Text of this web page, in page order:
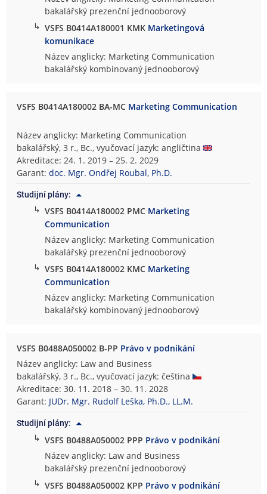
bakalářský prezenční jednooborový
↳ VSFS B0414A180001 KMK Marketingová
komunikace
Název anglicky: Marketing Communication
bakalářský kombinovaný jednooborový
VSFS B0414A180002 BA-MC Marketing Communication
Název anglicky: Marketing Communication
bakalářský, 3 r., Bc., vyučovací jazyk: angličtina
Akreditace: 24. 1. 2019 – 25. 2. 2029
Garant:doc. Mgr. Ondřej Roubal, Ph.D.
Studijní plány:
↳ VSFS B0414A180002 PMC Marketing
Communication
Název anglicky: Marketing Communication
bakalářský prezenční jednooborový
↳ VSFS B0414A180002 KMC Marketing
Communication
Název anglicky: Marketing Communication
bakalářský kombinovaný jednooborový
VSFS B0488A050002 B-PP Právo v podnikání
Název anglicky: Law and Business
bakalářský, 3 r., Bc., vyučovací jazyk: čeština
Akreditace: 30. 11. 2018 – 30. 11. 2028
Garant: JUDr. Mgr. Rudolf Leška, Ph.D., LL.M.
Studijní plány:
↳ VSFS B0488A050002 PPP Právo v podnikání
Název anglicky: Law and Business
bakalářský prezenční jednooborový
↳ VSFS B0488A050002 KPP Právo v podnikání